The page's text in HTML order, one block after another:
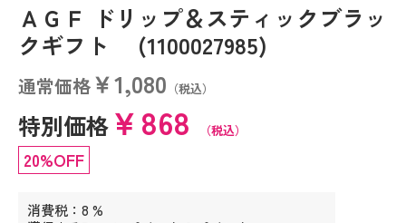
ＡＧＦ ドリップ＆スティックブラッ
クギフト (1100027985)
通常価格￥1,080 （税込）
特別価格￥868 （税込）
20%OFF
消費税：8 %